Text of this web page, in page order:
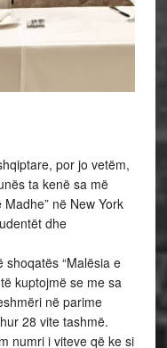
por jo vetëm,
ta kenë sa më
në New York
dhe
shoqatës “Malësia e
kuptojmë se me sa
në parime
28 vite tashmë.
numri i viteve që ke si